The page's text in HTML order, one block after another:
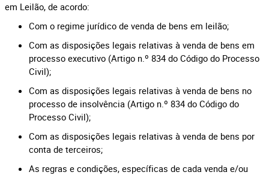
em Leilão, de acordo:
Com o regime jurídico de venda de bens em leilão;
Com as disposições legais relativas à venda de bens em
processo executivo (Artigo n.º 834 do Código do Processo
Civil);
Com as disposições legais relativas à venda de bens no
processo de insolvência (Artigo n.º 834 do Código do
Processo Civil);
Com as disposições legais relativas à venda de bens por
conta de terceiros;
As regras e condições, específicas de cada venda e/ou